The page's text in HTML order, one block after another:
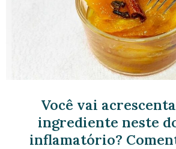
Você vai
ingrediente neste
inflamatório?